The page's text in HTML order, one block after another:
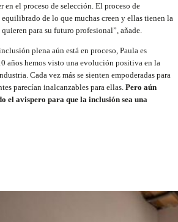
el proceso de selección. El proceso de
equilibrado de lo que muchas creen y ellas tienen la
para su futuro profesional”, añade.
plena aún está en proceso, Paula es
años hemos visto una evolución positiva en la
Cada vez más se sienten empoderadas para
parecían inalcanzables para ellas. Pero aún
el avispero para que la inclusión sea una